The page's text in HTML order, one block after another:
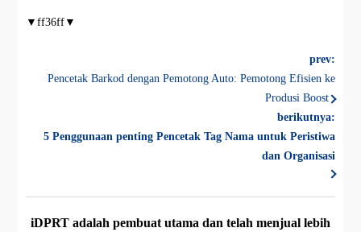
▼ff36ff▼
prev:
Pencetak Barkod dengan Pemotong Auto: Pemotong Efisien ke
Produsi Boost
berikutnya:
5 Penggunaan penting Pencetak Tag Nama untuk Peristiwa
dan Organisasi
iDPRT adalah pembuat utama dan telah menjual lebih